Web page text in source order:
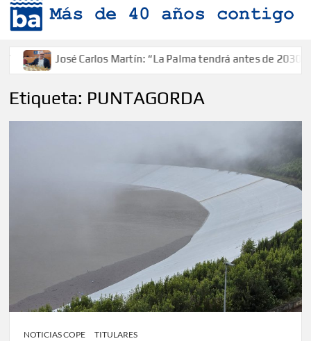
Carlos Martín: “La Palma tendrá antes de 2030 un torneo de
Etiqueta: PUNTAGORDA
NOTICIAS COPE TITULARES